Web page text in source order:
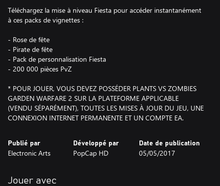
Téléchargez la mise à niveau Fiesta pour accéder instantanément
à ces packs de vignettes :
- Rose de fête
- Pirate de fête
- Pack de personnalisation Fiesta
- 200 000 pièces PvZ
* POUR JOUER, VOUS DEVEZ POSSÉDER PLANTS VS ZOMBIES
GARDEN WARFARE 2 SUR LA PLATEFORME APPLICABLE
(VENDU SÉPARÉMENT), TOUTES LES MISES À JOUR DU JEU, UNE
CONNEXION INTERNET PERMANENTE ET UN COMPTE EA.
Publié par
Electronic Arts
Développé par
PopCap HD
Date de publication
05/05/2017
Jouer avec